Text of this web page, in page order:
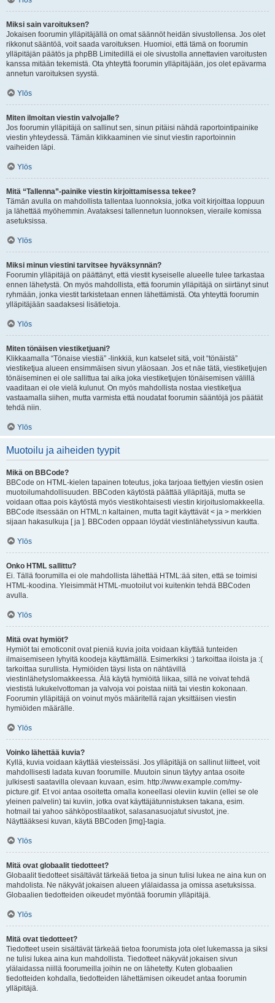
Miksi sain varoituksen?
Jokaisen foorumin ylläpitäjällä on omat säännöt heidän sivustollensa. Jos olet
rikkonut sääntöä, voit saada varoituksen. Huomioi, että tämä on foorumin
ylläpitäjän päätös ja phpBB Limitedillä ei ole sivustolla annettavien varoitusten
kanssa mitään tekemistä. Ota yhteyttä foorumin ylläpitäjään, jos olet epävarma
annetun varoituksen syystä.
Ylös
Miten ilmoitan viestin valvojalle?
Jos foorumin ylläpitäjä on sallinut sen, sinun pitäisi nähdä raportointipainike
viestin yhteydessä. Tämän klikkaaminen vie sinut viestin raportoinnin
vaiheiden läpi.
Ylös
Mitä “Tallenna”-painike viestin kirjoittamisessa tekee?
Tämän avulla on mahdollista tallentaa luonnoksia, jotka voit kirjoittaa loppuun
ja lähettää myöhemmin. Avataksesi tallennetun luonnoksen, vieraile komissa
asetuksissa.
Ylös
Miksi minun viestini tarvitsee hyväksynnän?
Foorumin ylläpitäjä on päättänyt, että viestit kyseiselle alueelle tulee tarkastaa
ennen lähetystä. On myös mahdollista, että foorumin ylläpitäjä on siirtänyt sinut
ryhmään, jonka viestit tarkistetaan ennen lähettämistä. Ota yhteyttä foorumin
ylläpitäjään saadaksesi lisätietoja.
Ylös
Miten tönäisen viestiketjuani?
Klikkaamalla “Tönaise viestiä” -linkkiä, kun katselet sitä, voit “tönäistä”
viestiketjua alueen ensimmäisen sivun yläosaan. Jos et näe tätä, viestiketjujen
tönäiseminen ei ole sallittua tai aika joka viestiketjujen tönäisemisen välillä
vaaditaan ei ole vielä kulunut. On myös mahdollista nostaa viestiketjua
vastaamalla siihen, mutta varmista että noudatat foorumin sääntöjä jos päätät
tehdä niin.
Ylös
Muotoilu ja aiheiden tyypit
Mikä on BBCode?
BBCode on HTML-kielen tapainen toteutus, joka tarjoaa tiettyjen viestin osien
muotoilumahdollisuuden. BBCoden käytöstä päättää ylläpitäjä, mutta se
voidaan ottaa pois käytöstä myös viestikohtaisesti viestin kirjoituslomakkeella.
BBCode itsessään on HTML:n kaltainen, mutta tagit käyttävät < ja > merkkien
sijaan hakasulkuja [ ja ]. BBCoden oppaan löydät viestinlähetyssivun kautta.
Ylös
Onko HTML sallittu?
Ei. Tällä foorumilla ei ole mahdollista lähettää HTML:ää siten, että se toimisi
HTML-koodina. Yleisimmät HTML-muotoilut voi kuitenkin tehdä BBCoden
avulla.
Ylös
Mitä ovat hymiöt?
Hymiöt tai emoticonit ovat pieniä kuvia joita voidaan käyttää tunteiden
ilmaisemiseen lyhyitä koodeja käyttämällä. Esimerkiksi :) tarkoittaa iloista ja :(
tarkoittaa surullista. Hymiöiden täysi lista on nähtävillä
viestinlähetyslomakkeessa. Älä käytä hymiöitä liikaa, sillä ne voivat tehdä
viestistä lukukelvottoman ja valvoja voi poistaa niitä tai viestin kokonaan.
Foorumin ylläpitäjä on voinut myös määritellä rajan yksittäisen viestin
hymiöiden määrälle.
Ylös
Voinko lähettää kuvia?
Kyllä, kuvia voidaan käyttää viesteissäsi. Jos ylläpitäjä on sallinut liitteet, voit
mahdollisesti ladata kuvan foorumille. Muutoin sinun täytyy antaa osoite
julkisesti saatavilla olevaan kuvaan, esim. http://www.example.com/my-
picture.gif. Et voi antaa osoitetta omalla koneellasi oleviin kuviin (ellei se ole
yleinen palvelin) tai kuviin, jotka ovat käyttäjätunnistuksen takana, esim.
hotmail tai yahoo sähköpostilaatikot, salasanasuojatut sivustot, jne.
Näyttääksesi kuvan, käytä BBCoden [img]-tagia.
Ylös
Mitä ovat globaalit tiedotteet?
Globaalit tiedotteet sisältävät tärkeää tietoa ja sinun tulisi lukea ne aina kun on
mahdolista. Ne näkyvät jokaisen alueen ylälaidassa ja omissa asetuksissa.
Globaalien tiedotteiden oikeudet myöntää foorumin ylläpitäjä.
Ylös
Mitä ovat tiedotteet?
Tiedotteet usein sisältävät tärkeää tietoa foorumista jota olet lukemassa ja siksi
ne tulisi lukea aina kun mahdollista. Tiedotteet näkyvät jokaisen sivun
ylälaidassa niillä foorumeilla joihin ne on lähetetty. Kuten globaalien
tiedotteiden kohdalla, tiedotteiden lähettämisen oikeudet antaa foorumin
ylläpitäjä.